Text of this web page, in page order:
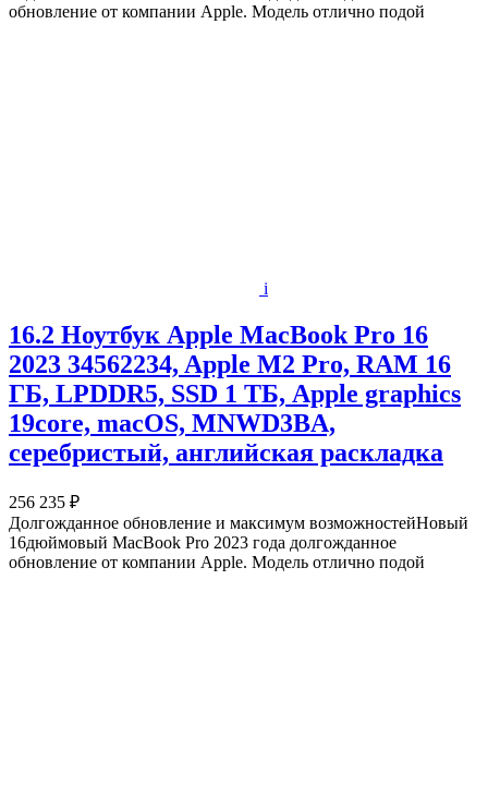
обновление от компании Apple. Модель отлично подой
i
16.2 Ноутбук Apple MacBook Pro 16
2023 34562234, Apple M2 Pro, RAM 16
ГБ, LPDDR5, SSD 1 ТБ, Apple graphics
19core, macOS, MNWD3BA,
серебристый, английская раскладка
256 235 ₽
Долгожданное обновление и максимум возможностейНовый
16дюймовый MacBook Pro 2023 года долгожданное
обновление от компании Apple. Модель отлично подой